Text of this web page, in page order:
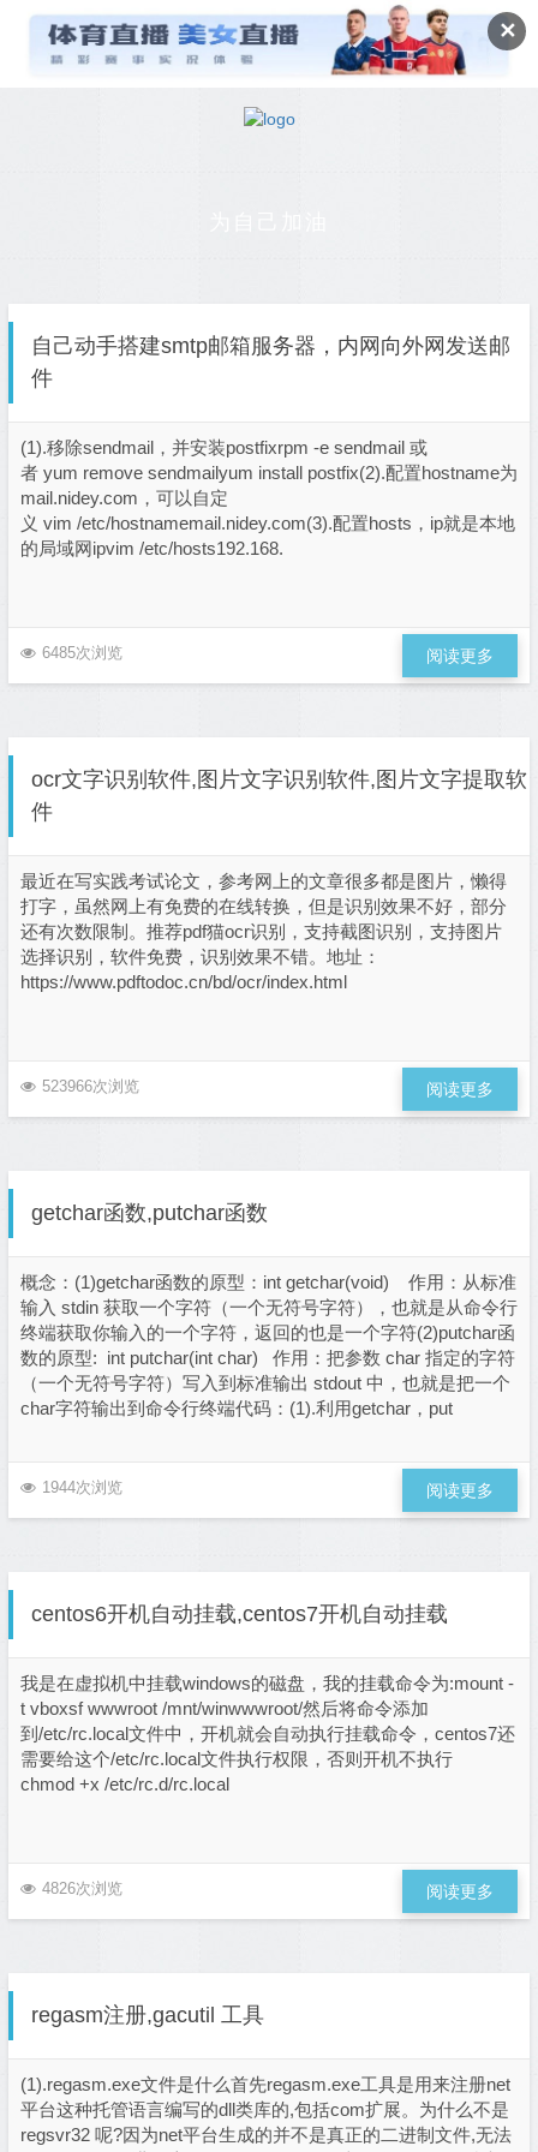
✕
自己动手搭建smtp邮箱服务器，内网向外网发送邮
件
(1).移除sendmail，并安装postfixrpm -e sendmail 或
者 yum remove sendmailyum install postfix(2).配置hostname为
mail.nidey.com，可以自定
义 vim /etc/hostnamemail.nidey.com(3).配置hosts，ip就是本地
的局域网ipvim /etc/hosts192.168.
6485次浏览 阅读更多
ocr文字识别软件,图片文字识别软件,图片文字提取软
件
最近在写实践考试论文，参考网上的文章很多都是图片，懒得
打字，虽然网上有免费的在线转换，但是识别效果不好，部分
还有次数限制。推荐pdf猫ocr识别，支持截图识别，支持图片
选择识别，软件免费，识别效果不错。地址：
https://www.pdftodoc.cn/bd/ocr/index.html
523966次浏览 阅读更多
getchar函数,putchar函数
概念：(1)getchar函数的原型：int getchar(void) 作用：从标准
输入 stdin 获取一个字符（一个无符号字符），也就是从命令行
终端获取你输入的一个字符，返回的也是一个字符(2)putchar函
数的原型: int putchar(int char) 作用：把参数 char 指定的字符
（一个无符号字符）写入到标准输出 stdout 中，也就是把一个
char字符输出到命令行终端代码：(1).利用getchar，put
1944次浏览 阅读更多
centos6开机自动挂载,centos7开机自动挂载
我是在虚拟机中挂载windows的磁盘，我的挂载命令为:mount -
t vboxsf wwwroot /mnt/winwwwroot/然后将命令添加
到/etc/rc.local文件中，开机就会自动执行挂载命令，centos7还
需要给这个/etc/rc.local文件执行权限，否则开机不执行
chmod +x /etc/rc.d/rc.local
4826次浏览 阅读更多
regasm注册,gacutil 工具
(1).regasm.exe文件是什么首先regasm.exe工具是用来注册net
平台这种托管语言编写的dll类库的,包括com扩展。为什么不是
regsvr32 呢?因为net平台生成的并不是真正的二进制文件,无法